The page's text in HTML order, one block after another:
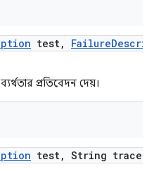
test, Failure
প্রতিবেদন দেয়।
test, String trace)